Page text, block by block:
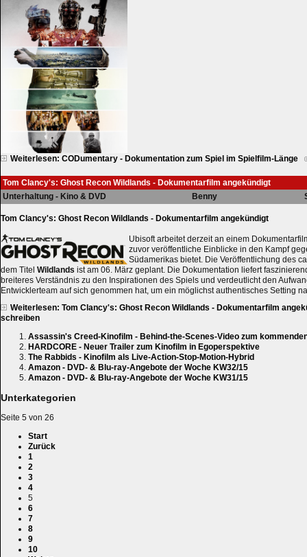
Weiterlesen: CODumentary - Dokumentation zum Spiel im Spielfilm-Länge
Tom Clancy's: Ghost Recon Wildlands - Dokumentarfilm angekündigt
Unterhaltung - Kino & DVD
Benny
Tom Clancy's: Ghost Recon Wildlands - Dokumentarfilm angekündigt
Ubisoft arbeitet derzeit an einem
zuvor veröffentliche Einblicke in den Kampf
Südamerikas bietet. Die Veröffentlichung des
dem Titel Wildlands ist am 06. März geplant. Die Dokumentation liefert
breiteres Verständnis zu den Inspirationen des Spiels und verdeutlicht den
Entwicklerteam auf sich genommen hat, um ein möglichst authentisches Setting
Weiterlesen: Tom Clancy's: Ghost Recon Wildlands - Dokumentarfilm
schreiben
Assassin's Creed-Kinofilm - Behind-the-Scenes-Video zum
HARDCORE - Neuer Trailer zum Kinofilm in Egoperspektive
The Rabbids - Kinofilm als Live-Action-Stop-Motion-Hybrid
Amazon - DVD- & Blu-ray-Angebote der Woche KW32/15
Amazon - DVD- & Blu-ray-Angebote der Woche KW31/15
Unterkategorien
Seite 5 von 26
Start
Zurück
1
2
3
4
5
6
7
8
9
10